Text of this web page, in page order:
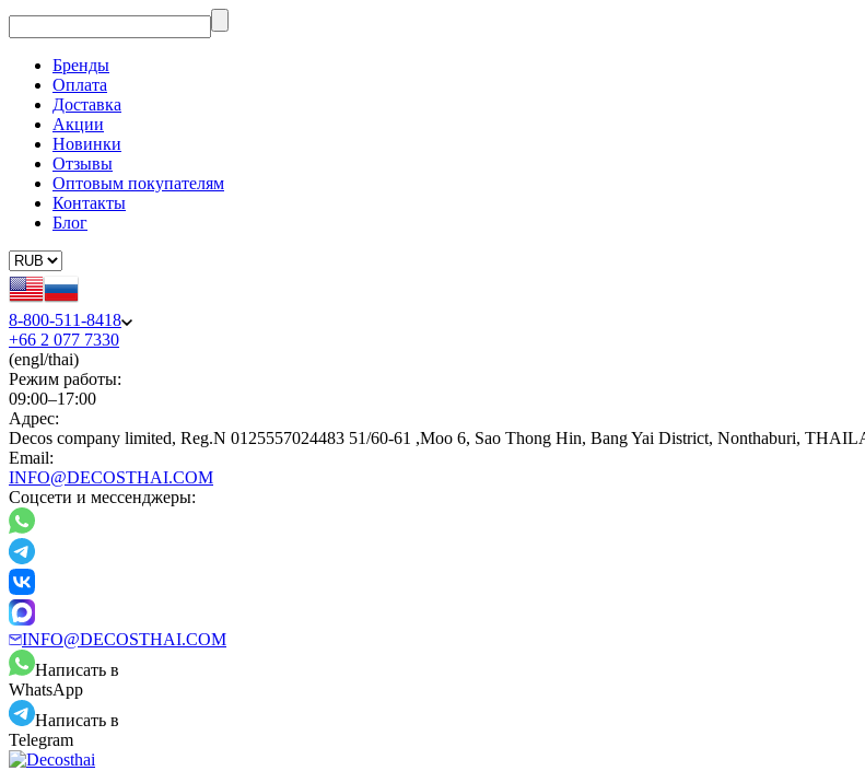
Бренды
Оплата
Доставка
Акции
Новинки
Отзывы
Оптовым покупателям
Контакты
Блог
8-800-511-8418
+66 2 077 7330
(engl/thai)
Режим работы:
09:00–17:00
Адрес:
Decos company limited, Reg.N 0125557024483 51/60-61 ,Moo 6, Sao Thong Hin, Bang Yai District, Nonthaburi,
Email:
INFO@DECOSTHAI.COM
Соцсети и мессенджеры:
INFO@DECOSTHAI.COM
Написать в
WhatsApp
Написать в
Telegram